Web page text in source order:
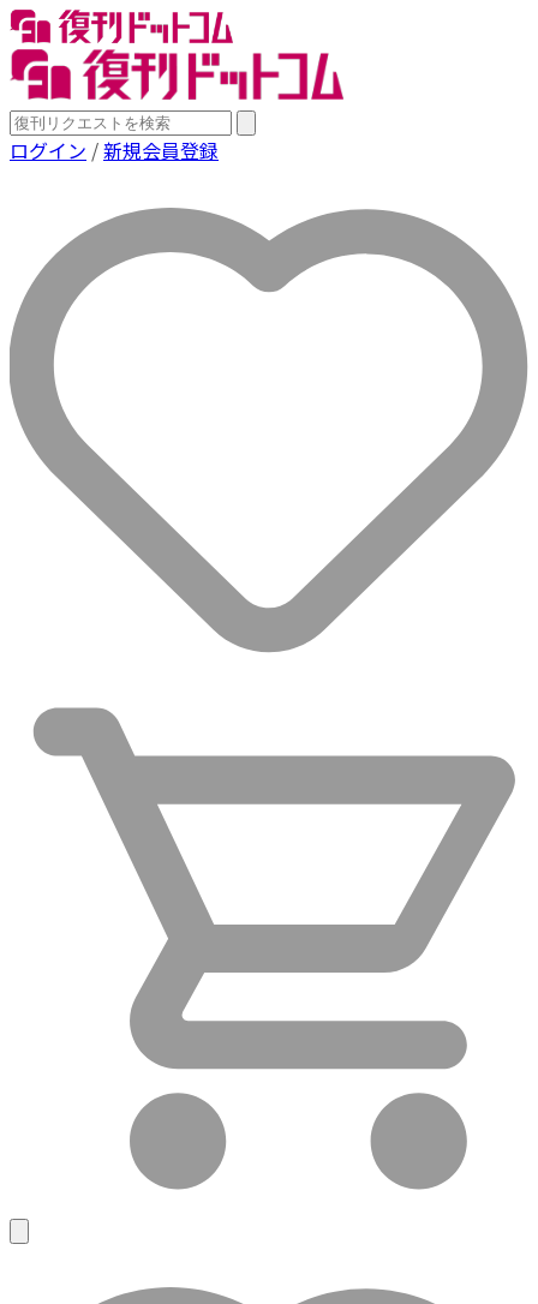
ログイン /新規会員登録